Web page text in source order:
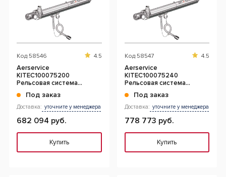
Код 58546 4.5
Aerservice
KITEC100075200
Рельсовая система
кареткой 75 мм.
Под заказ
Доставка: уточните у менеджера
682 094 руб.
Купить
Код 58547 4.5
Aerservice
KITEC100075240
Рельсовая система
кареткой 75 мм.
Под заказ
Доставка: уточните у менеджера
778 773 руб.
Купить